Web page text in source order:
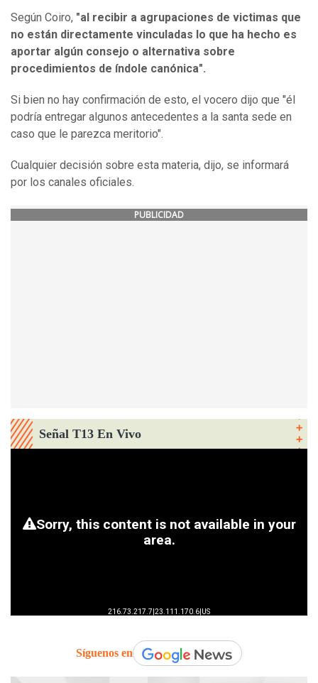
Según Coiro, "al recibir a agrupaciones de victimas que
no están directamente vinculadas lo que ha hecho es
aportar algún consejo o alternativa sobre
procedimientos de índole canónica".
Si bien no hay confirmación de esto, el vocero dijo que "él
podría entregar algunos antecedentes a la santa sede en
caso que le parezca meritorio".
Cualquier decisión sobre esta materia, dijo, se informará
por los canales oficiales.
PUBLICIDAD
Señal T13 En Vivo
Síguenos en